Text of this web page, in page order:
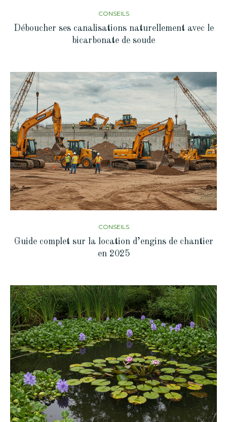
CONSEILS
Déboucher ses canalisations naturellement avec le
bicarbonate de soude
CONSEILS
Guide complet sur la location d’engins de chantier
en 2025